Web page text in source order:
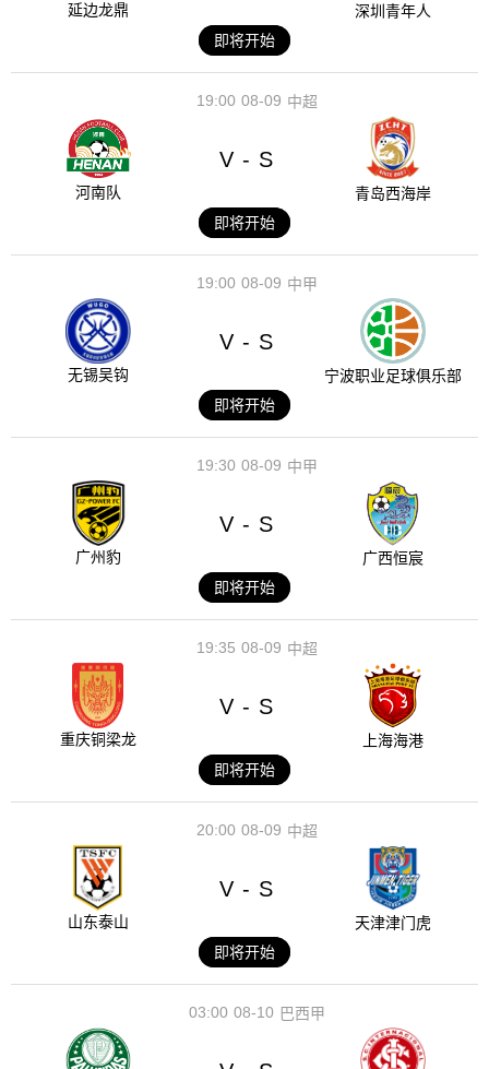
延边龙鼎
深圳青年人
即将开始
08-09
19:00 中超
河南队
V - S
青岛西海岸
即将开始
08-09
19:00 中甲
无锡吴钩
V - S
宁波职业足球俱乐部
即将开始
08-09
19:30 中甲
广州豹
V - S
广西恒宸
即将开始
08-09
19:35 中超
重庆铜梁龙
V - S
上海海港
即将开始
08-09
20:00 中超
山东泰山
V - S
天津津门虎
即将开始
08-10
03:00 巴西甲